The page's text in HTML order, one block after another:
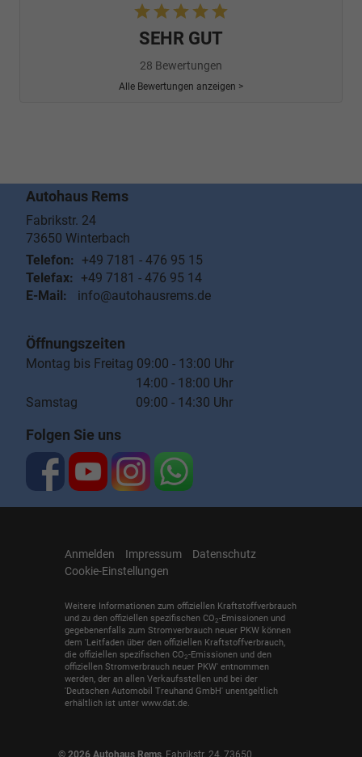
SEHR GUT
28 Bewertungen
Alle Bewertungen anzeigen >
Autohaus Rems
Fabrikstr. 24
73650 Winterbach
Telefon: +49 7181 - 476 95 15
Telefax: +49 7181 - 476 95 14
E-Mail:
info@autohausrems.de
Öffnungszeiten
Montag bis Freitag 09:00 - 13:00 Uhr
14:00 - 18:00 Uhr
Samstag 09:00 - 14:30 Uhr
Folgen Sie uns
Anmelden Impressum
Datenschutz
Cookie-Einstellungen
Weitere Informationen zum offiziellen Kraftstoffverbrauch
und zu den offiziellen spezifischen CO2-Emissionen und
gegebenenfalls zum Stromverbrauch neuer PKW können
dem 'Leitfaden über den offiziellen Kraftstoffverbrauch,
die offiziellen spezifischen CO2-Emissionen und den
offiziellen Stromverbrauch neuer PKW' entnommen
werden, der an allen Verkaufsstellen und bei der
'Deutschen Automobil Treuhand GmbH' unentgeltlich
erhältlich ist unter www.dat.de.